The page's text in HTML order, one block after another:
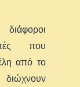
που
από το